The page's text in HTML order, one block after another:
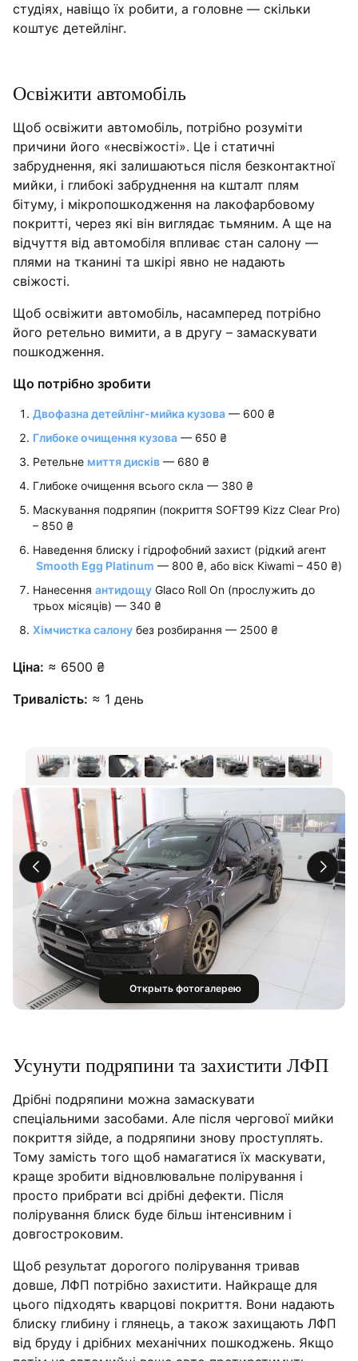
студіях, навіщо їх робити, а головне — скільки
коштує детейлінг.
Освіжити автомобіль
Щоб освіжити автомобіль, потрібно розуміти
причини його «несвіжості». Це і статичні
забруднення, які залишаються після безконтактної
мийки, і глибокі забруднення на кшталт плям
бітуму, і мікропошкодження на лакофарбовому
покритті, через які він виглядає тьмяним. А ще на
відчуття від автомобіля впливає стан салону —
плями на тканині та шкірі явно не надають
свіжості.
Щоб освіжити автомобіль, насамперед потрібно
його ретельно вимити, а в другу – замаскувати
пошкодження.
Що потрібно зробити
Двофазна детейлінг-мийка кузова — 600 ₴
Глибоке очищення кузова — 650 ₴
Ретельне миття дисків — 680 ₴
Глибоке очищення всього скла — 380 ₴
Маскування подряпин (покриття SOFT99 Kizz Clear Pro)
– 850 ₴
Наведення блиску і гідрофобний захист (рідкий агент
Smooth Egg Platinum — 800 ₴, або віск Kiwami – 450 ₴)
Нанесення антидощу Glaco Roll On (прослужить до
трьох місяців) — 340 ₴
Хімчистка салону без розбирання — 2500 ₴
Ціна: ≈ 6500 ₴
Тривалість: ≈ 1 день
Открыть фотогалерею
Усунути подряпини та захистити ЛФП
Дрібні подряпини можна замаскувати
спеціальними засобами. Але після чергової мийки
покриття зійде, а подряпини знову проступлять.
Тому замість того щоб намагатися їх маскувати,
краще зробити відновлювальне полірування і
просто прибрати всі дрібні дефекти. Після
полірування блиск буде більш інтенсивним і
довгостроковим.
Щоб результат дорогого полірування тривав
довше, ЛФП потрібно захистити. Найкраще для
цього підходять кварцові покриття. Вони надають
блиску глибину і глянець, а також захищають ЛФП
від бруду і дрібних механічних пошкоджень. Якщо